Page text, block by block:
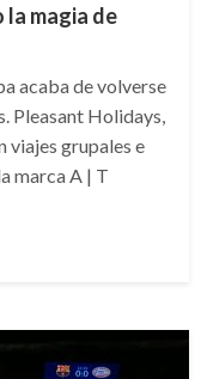
la magia de
acaba de volverse
Pleasant Holidays,
viajes grupales e
marca A | T